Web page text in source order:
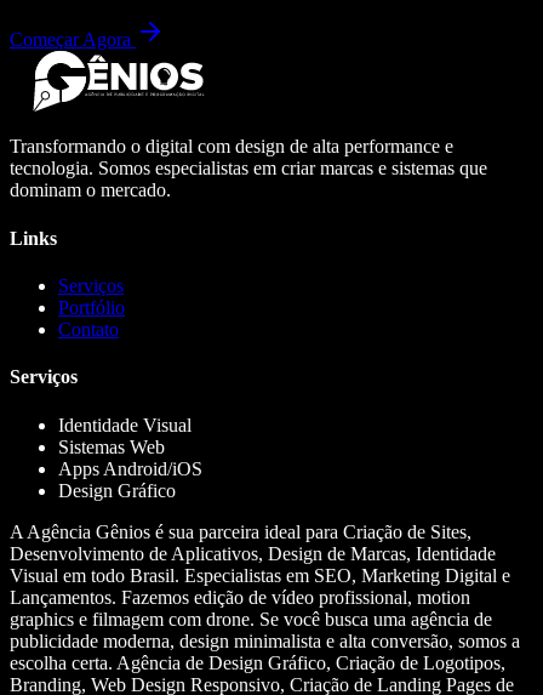
Começar Agora
Transformando o digital com design de alta performance e
tecnologia. Somos especialistas em criar marcas e sistemas que
dominam o mercado.
Links
Serviços
Portfólio
Contato
Serviços
Identidade Visual
Sistemas Web
Apps Android/iOS
Design Gráfico
A Agência Gênios é sua parceira ideal para Criação de Sites,
Desenvolvimento de Aplicativos, Design de Marcas, Identidade
Visual em todo Brasil. Especialistas em SEO, Marketing Digital e
Lançamentos. Fazemos edição de vídeo profissional, motion
graphics e filmagem com drone. Se você busca uma agência de
publicidade moderna, design minimalista e alta conversão, somos a
escolha certa. Agência de Design Gráfico, Criação de Logotipos,
Branding, Web Design Responsivo, Criação de Landing Pages de